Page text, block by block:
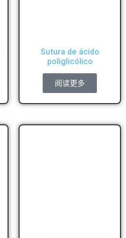
Sutura de ácido
poliglicólico
阅读更多